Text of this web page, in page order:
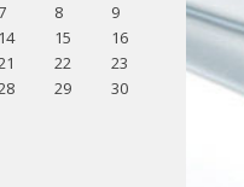
8
9
14 15
16
22
23
29
30